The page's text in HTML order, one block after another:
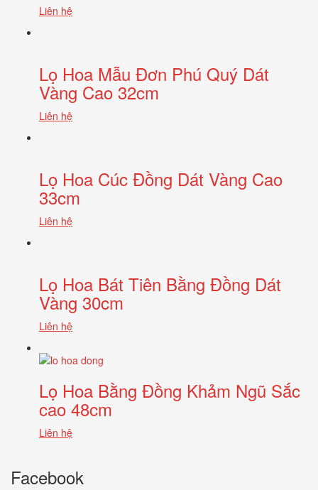
Liên hệ
Lọ Hoa Mẫu Đơn Phú Quý Dát
Vàng Cao 32cm
Liên hệ
Lọ Hoa Cúc Đồng Dát Vàng Cao
33cm
Liên hệ
Lọ Hoa Bát Tiên Bằng Đồng Dát
Vàng 30cm
Liên hệ
Lọ Hoa Bằng Đồng Khảm Ngũ Sắc
cao 48cm
Liên hệ
Facebook